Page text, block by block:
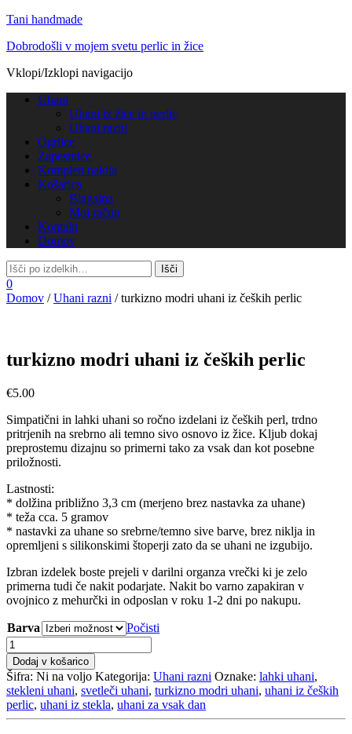
Tani handmade
Dobrodošli v mojem svetu perlic in žice
Vklopi/Izklopi navigacijo
Uhani
Uhani iz žice in perlic
Uhani razni
Ogrlice
Zapestnice
Kompleti nakita
Košarica
Blagajna
Moj račun
Kontakt
Domov
0
Domov /Uhani razni / turkizno modri uhani iz čeških perlic
turkizno modri uhani iz čeških perlic
€5.00
Simpatični in lahki uhani so ročno izdelani iz čeških perl, trdno
pritrjenih na srebrno ali temno sivo osnovo iz žice. Kljub dokaj
preprostemu dizajnu so primerni tako za vsak dan kot posebne
priložnosti.
Lastnosti:
* dolžina približno 3,3 cm (merjeno brez nastavka za uhane)
* teža cca. 5 gramov
* nastavki za uhane so srebrne/temno sive barve, brez niklja in
opremljeni s silikonskimi štoperji zato da se uhani ne izgubijo.
Izbran izdelek boste prejeli v darilni organza vrečki ki je zelo
primerna tudi če nakit podarjate. Nakit bo varno zapakiran v
ovojnico z mehurčki in odposlan v roku 1-2 dni po nakupu.
Barva
Počisti
turkizno
modri
uhani
iz
čeških
perlic
Dodaj v košarico
Šifra: Ni na voljo Kategorija: Uhani razni Oznake: lahki uhani,
stekleni uhani, svetleči uhani, turkizno modri uhani, uhani iz čeških
perlic, uhani iz stekla, uhani za vsak dan